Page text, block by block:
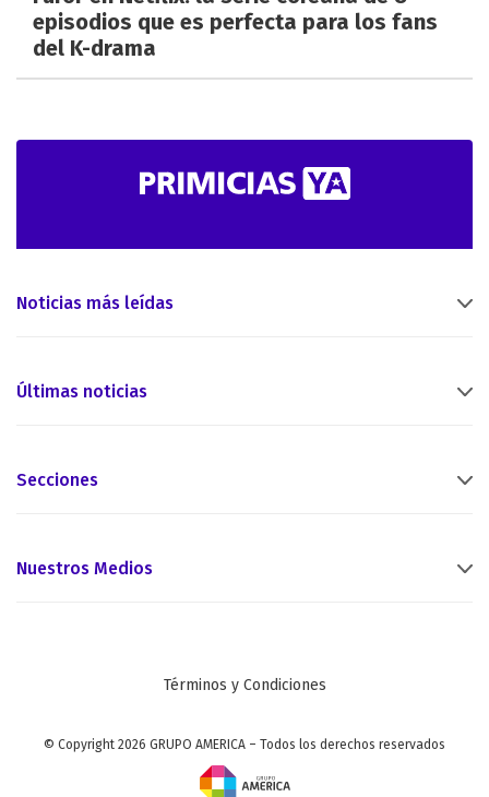
episodios que es perfecta para los fans
del K-drama
Noticias más leídas
Últimas noticias
Secciones
Nuestros Medios
Términos y Condiciones
© Copyright 2026 GRUPO AMERICA – Todos los derechos reservados